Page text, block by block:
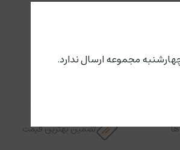
تضمین بهترین قیمت